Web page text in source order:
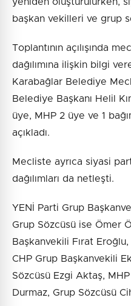
başkan vekilleri ve grup
Toplantının açılışında
dağılımına ilişkin bilgi
Karabağlar Belediye
Belediye Başkanı Helil
üye, MHP 2 üye ve 1
açıkladı.
Mecliste ayrıca siyasi
dağılımları da netleşti.
YENİ Parti Grup
Grup Sözcüsü ise Ömer
Başkanvekili Fırat
CHP Grup Başkanvekili
Sözcüsü Ezgi Aktaş,
Durmaz, Grup Sözcüsü